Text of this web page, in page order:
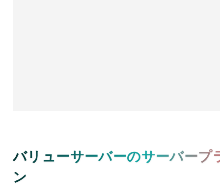
バリューサーバーのサーバープ
ン